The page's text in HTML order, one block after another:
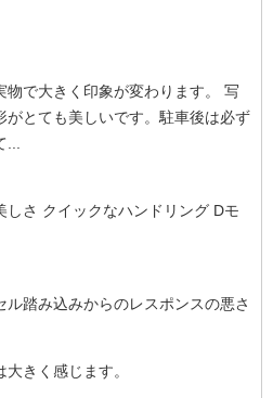
物で大きく印象が変わります。 写
がとても美しいです。駐車後は必ず
さ クイックなハンドリング Dモ
踏み込みからのレスポンスの悪さ
きく感じます。